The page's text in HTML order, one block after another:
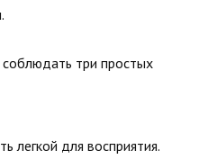
три простых
легкой для восприятия.